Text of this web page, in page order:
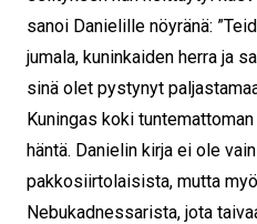
sanoi Danielille nöyränä:
jumala, kuninkaiden herra ja
sinä olet pystynyt
Kuningas koki
häntä. Danielin kirja ei ole
pakkosiirtolaisista, mutta
Nebukadnessarista, jota